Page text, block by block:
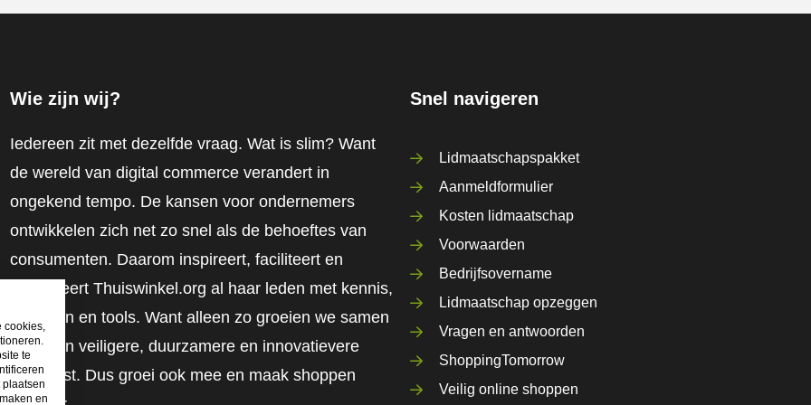
Wie zijn wij?
Iedereen zit met dezelfde vraag. Wat is slim? Want
de wereld van digital commerce verandert in
ongekend tempo. De kansen voor ondernemers
ontwikkelen zich net zo snel als de behoeftes van
consumenten. Daarom inspireert, faciliteert en
mobiliseert Thuiswinkel.org al haar leden met kennis,
inzichten en tools. Want alleen zo groeien we samen
naar een veiligere, duurzamere en innovatievere
toekomst. Dus groei ook mee en maak shoppen
Snel navigeren
Lidmaatschapspakket
Aanmeldformulier
Kosten lidmaatschap
Voorwaarden
Bedrijfsovername
Lidmaatschap opzeggen
Vragen en antwoorden
ShoppingTomorrow
Veilig online shoppen
cookies,
te
plaatsen
en